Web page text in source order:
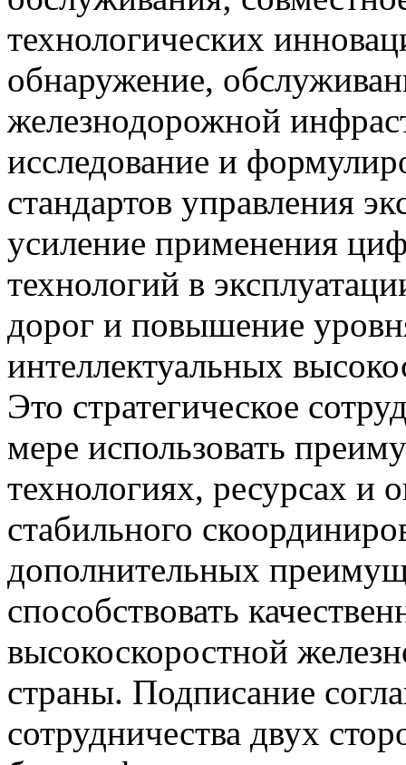
технологических
обнаружение,
железнодорожной
исследование и
стандартов управления
усиление применения
технологий в
дорог и повышение
интеллектуальных
Это стратегическое
мере использовать
технологиях, ресурсах и
стабильного
дополнительных
способствовать
высокоскоростной
страны. Подписание
сотрудничества двух